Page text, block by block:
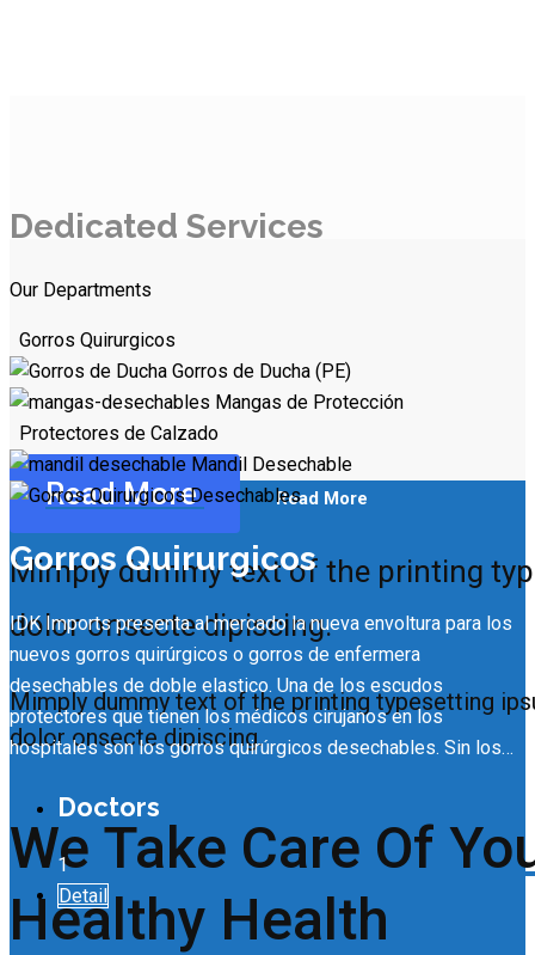
Read More Read More
Mimply dummy text of the printing
dolor onsecte dipiscing.
Mimply dummy text of the printing typesetting
dolor onsecte dipiscing.
We Take Care Of
Healthy Health
Dedicated Services
Our Departments
Gorros Quirurgicos
Gorros de Ducha (PE)
Mangas de Protección
Protectores de Calzado
Mandil Desechable
Gorros Quirurgicos
IDK Imports presenta al mercado la nueva envoltura para los
nuevos gorros quirúrgicos o gorros de enfermera
desechables de doble elastico. Una de los escudos
protectores que tienen los médicos cirujanos en los
hospitales son los gorros quirúrgicos desechables. Sin los…
Doctors
1
Detail